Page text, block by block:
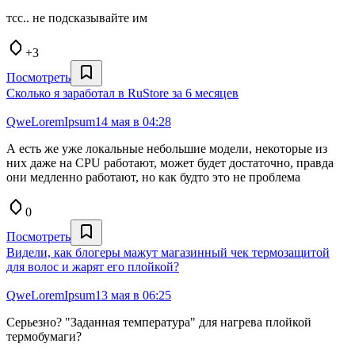
тсс.. не подсказывайте им
+3
Посмотреть
Сколько я заработал в RuStore за 6 месяцев
QweLoremIpsum14 мая в 04:28
А есть же уже локальные небольшие модели, некоторые из
них даже на CPU работают, может будет достаточно, правда
они медленно работают, но как будто это не проблема
0
Посмотреть
Видели, как блогеры мажут магазинный чек термозащитой
для волос и жарят его плойкой?
QweLoremIpsum13 мая в 06:25
Серьезно? "Заданная температура" для нагрева плойкой
термобумаги?